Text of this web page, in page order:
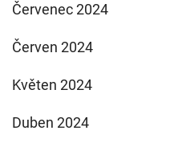
Červenec 2024
Červen 2024
Květen 2024
Duben 2024